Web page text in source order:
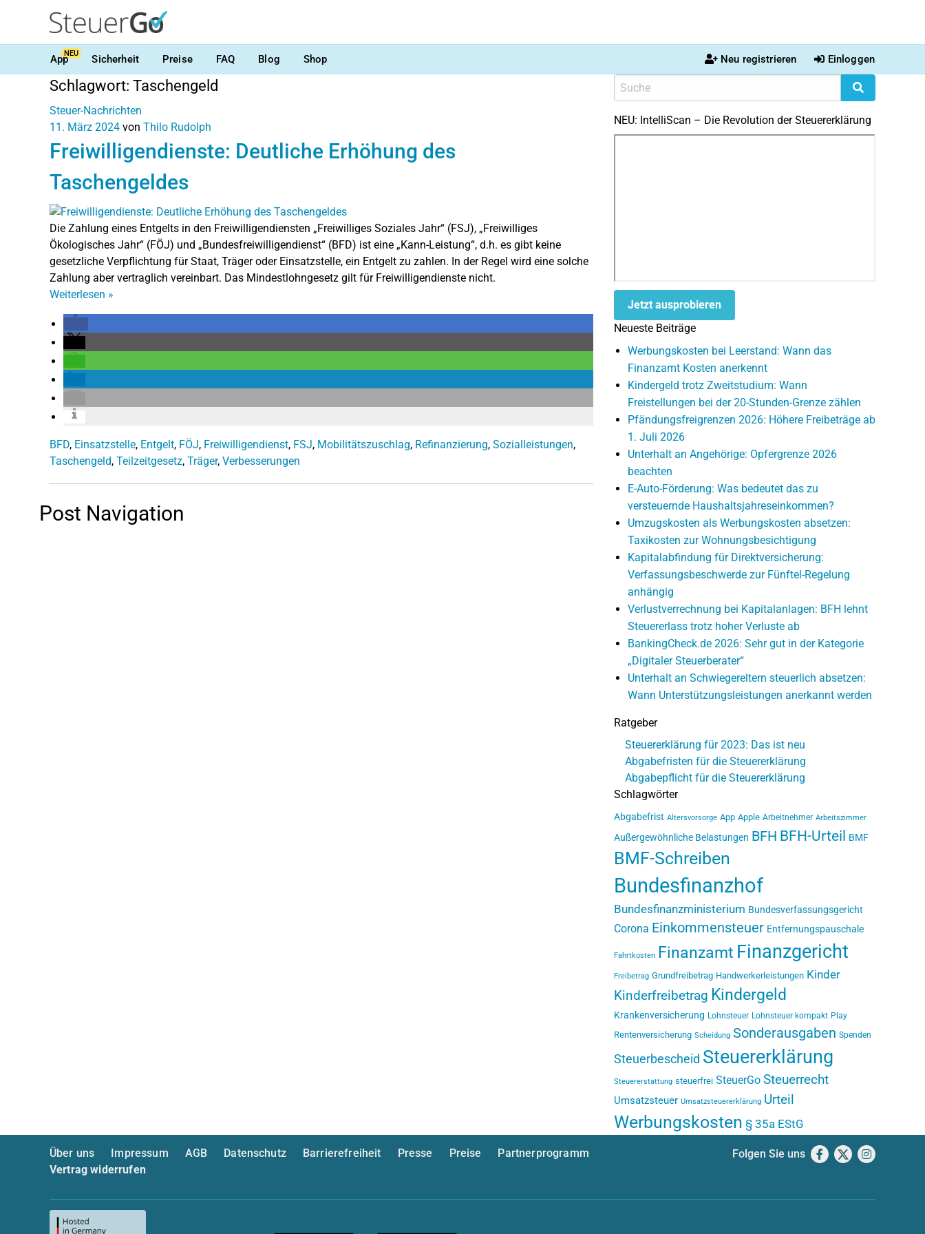
AppNEU Sicherheit Preise FAQ Blog Shop Neu registrieren Einloggen
Schlagwort: Taschengeld
Steuer-Nachrichten
11. März 2024 von Thilo Rudolph
Freiwilligendienste: Deutliche Erhöhung des
Taschengeldes
Die Zahlung eines Entgelts in den Freiwilligendiensten „Freiwilliges Soziales Jahr“ (FSJ), „Freiwilliges
Ökologisches Jahr“ (FÖJ) und „Bundesfreiwilligendienst“ (BFD) ist eine „Kann-Leistung“, d.h. es gibt keine
gesetzliche Verpflichtung für Staat, Träger oder Einsatzstelle, ein Entgelt zu zahlen. In der Regel wird eine solche
Zahlung aber vertraglich vereinbart. Das Mindestlohngesetz gilt für Freiwilligendienste nicht.
Weiterlesen »
BFD, Einsatzstelle, Entgelt, FÖJ, Freiwilligendienst, FSJ, Mobilitätszuschlag, Refinanzierung, Sozialleistungen,
Taschengeld, Teilzeitgesetz, Träger, Verbesserungen
Post Navigation
NEU: IntelliScan – Die Revolution der Steuererklärung
Jetzt ausprobieren
Neueste Beiträge
Werbungskosten bei Leerstand: Wann das
Finanzamt Kosten anerkennt
Kindergeld trotz Zweitstudium: Wann
Freistellungen bei der 20-Stunden-Grenze zählen
Pfändungsfreigrenzen 2026: Höhere Freibeträge ab
1. Juli 2026
Unterhalt an Angehörige: Opfergrenze 2026
beachten
E-Auto-Förderung: Was bedeutet das zu
versteuernde Haushaltsjahreseinkommen?
Umzugskosten als Werbungskosten absetzen:
Taxikosten zur Wohnungsbesichtigung
Kapitalabfindung für Direktversicherung:
Verfassungsbeschwerde zur Fünftel-Regelung
anhängig
Verlustverrechnung bei Kapitalanlagen: BFH lehnt
Steuererlass trotz hoher Verluste ab
BankingCheck.de 2026: Sehr gut in der Kategorie
„Digitaler Steuerberater“
Unterhalt an Schwiegereltern steuerlich absetzen:
Wann Unterstützungsleistungen anerkannt werden
Ratgeber
Steuererklärung für 2023: Das ist neu
Abgabefristen für die Steuererklärung
Abgabepflicht für die Steuererklärung
Schlagwörter
Abgabefrist Altersvorsorge App Apple Arbeitnehmer Arbeitszimmer
Außergewöhnliche Belastungen BFH BFH-Urteil BMF
BMF-Schreiben
Bundesfinanzhof
Bundesfinanzministerium Bundesverfassungsgericht
Corona Einkommensteuer Entfernungspauschale
Fahrtkosten Finanzamt Finanzgericht
Freibetrag Grundfreibetrag Handwerkerleistungen Kinder
Kinderfreibetrag Kindergeld
Krankenversicherung Lohnsteuer Lohnsteuer kompakt Play
Rentenversicherung Scheidung Sonderausgaben Spenden
Steuerbescheid Steuererklärung
Steuererstattung steuerfrei SteuerGo Steuerrecht
Umsatzsteuer Umsatzsteuererklärung Urteil
Werbungskosten § 35a EStG
Über uns Impressum AGB Datenschutz Barrierefreiheit Presse Preise
Partnerprogramm
Vertrag widerrufen
Folgen Sie uns Facebook
X Instagram